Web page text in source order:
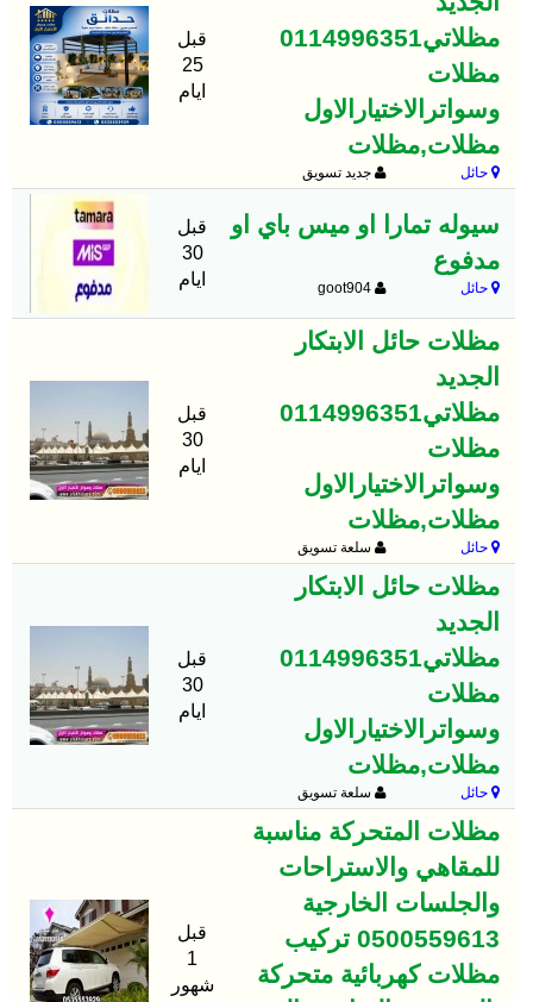
مظلاتي0114996351
مظلات
وسواترالاختيارالاول
مظلات,مظلات
حائل جديد تسويق
قبل
25
ايام
سيوله تمارا او ميس باي او
مدفوع
حائل goot904
قبل
30
ايام
مظلات حائل الابتكار
الجديد
مظلاتي0114996351
مظلات
وسواترالاختيارالاول
مظلات,مظلات
حائل سلعة تسويق
قبل
30
ايام
مظلات حائل الابتكار
الجديد
مظلاتي0114996351
مظلات
وسواترالاختيارالاول
مظلات,مظلات
حائل سلعة تسويق
قبل
30
ايام
مظلات المتحركة مناسبة
للمقاهي والاستراحات
والجلسات الخارجية
0500559613 تركيب
مظلات كهربائية متحركة
قبل
1
شهور